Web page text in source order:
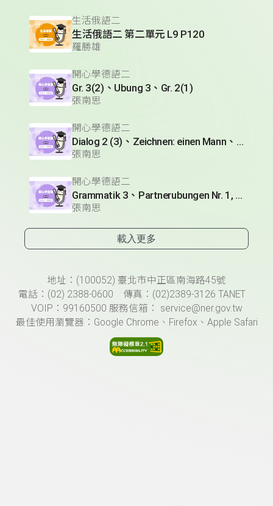
生活俄語二
生活俄語二 第二單元 L9 P120
羅勝雄
開心學德語二
Gr. 3(2)、Ubung 3、Gr. 2(1)
張南思
開心學德語二
Dialog 2 (3)、Zeichnen: einen Mann、Lesetext 1(1)
張南思
開心學德語二
Grammatik 3、Partnerubungen Nr. 1, 3、Dialog 2(1)
張南思
載入更多
頁尾資訊地址：(100052) 臺北市中正區南海路45號
電話：(02) 2388-0600 傳真：(02)2389-3126 TANET
VOIP：99160500 服務信箱： service@ner.gov.tw
最佳使用瀏覽器：Google Chrome、Firefox、Apple Safari